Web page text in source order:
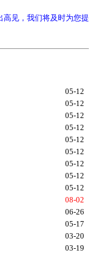
见，我们将及时为您提
05-12
05-12
05-12
05-12
05-12
05-12
05-12
05-12
05-12
08-02
06-26
05-17
03-20
03-19